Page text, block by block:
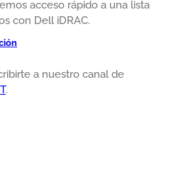
acceso rápido a una lista
con Dell iDRAC.
a nuestro canal de
.